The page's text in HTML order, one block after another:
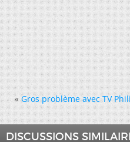
« Gros problème avec TV
DISCUSSIONS